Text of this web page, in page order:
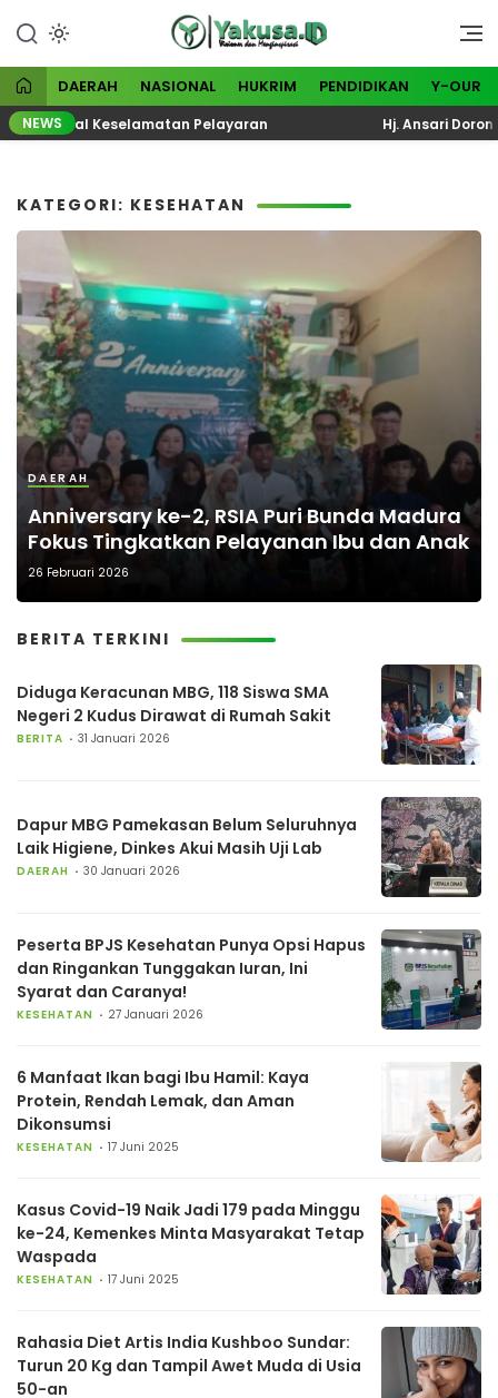
konten
Yakusa
Visioner dan Menginspirasi
DAERAH NASIONAL HUKRIM PENDIDIKAN Y-OUR
NEWS
Total Keselamatan Pelayaran Hj. Ansari Dorong
KATEGORI: KESEHATAN
DAERAH
Anniversary ke-2, RSIA Puri Bunda Madura
Fokus Tingkatkan Pelayanan Ibu dan Anak
26 Februari 2026
BERITA TERKINI
Diduga Keracunan MBG, 118 Siswa SMA
Negeri 2 Kudus Dirawat di Rumah Sakit
BERITA 31 Januari 2026
Dapur MBG Pamekasan Belum Seluruhnya
Laik Higiene, Dinkes Akui Masih Uji Lab
DAERAH 30 Januari 2026
Peserta BPJS Kesehatan Punya Opsi Hapus
dan Ringankan Tunggakan Iuran, Ini
Syarat dan Caranya!
KESEHATAN 27 Januari 2026
6 Manfaat Ikan bagi Ibu Hamil: Kaya
Protein, Rendah Lemak, dan Aman
Dikonsumsi
KESEHATAN 17 Juni 2025
Kasus Covid-19 Naik Jadi 179 pada Minggu
ke-24, Kemenkes Minta Masyarakat Tetap
Waspada
KESEHATAN 17 Juni 2025
Rahasia Diet Artis India Kushboo Sundar:
Turun 20 Kg dan Tampil Awet Muda di Usia
50-an